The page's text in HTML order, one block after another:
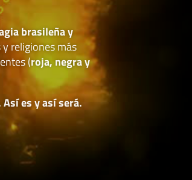
brasileña y
religiones más
(roja, negra y
es y así será.